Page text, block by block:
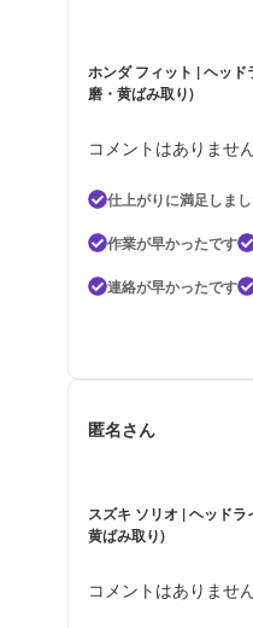
ホンダ フィット | ヘッ
磨・黄ばみ取り)
コメントはありませ
仕上がりに満足しま
作業が早かったです
連絡が早かったです
匿名さん
スズキ ソリオ | ヘッド
黄ばみ取り)
コメントはありませ